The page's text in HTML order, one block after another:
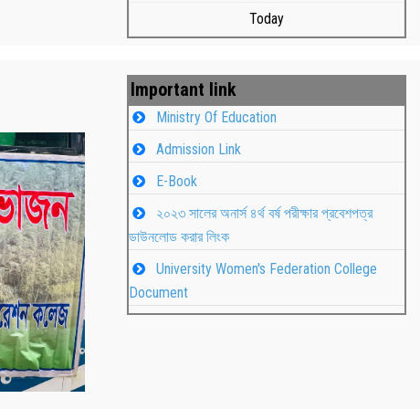
Today
বাংলা নববর্ষ ১৪৩২ উদযাপন
Important link
Ministry Of Education
Admission Link
E-Book
২০২৩ সালের অনার্স ৪র্থ বর্ষ পরীক্ষার প্রবেশপত্র
ডাউনলোড করার লিংক
University Women's Federation College
Document